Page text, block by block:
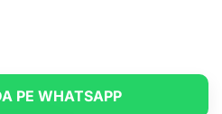
inițial a fost:
curent este:
PE WHATSAPP